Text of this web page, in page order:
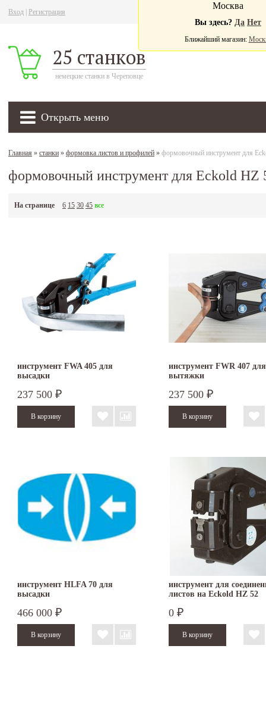
Вход Регистрация
25 станков
немецкие станки в Череповце
Открыть меню
Москва
Вы здесь? Да Нет
Ближайший магазин:
Главная » станки » формовка листов и профилей » формовочный инструмент для
формовочный инструмент для Eckold HZ
На странице 6 15 30 45 все
инструмент FWA 405 для
высадки
237 500 ₽
инструмент FWR 407 для
вытяжки
237 500 ₽
инструмент HLFA 70 для
высадки
466 000 ₽
инструмент для
листов на Eckold HZ 52
0 ₽